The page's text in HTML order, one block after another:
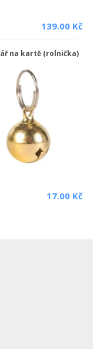
139.00 Kč
na kartě (rolnička)
17.00 Kč